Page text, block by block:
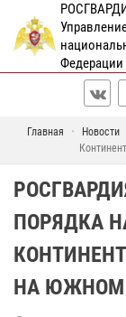
Федерации
Главная Новости
ПОРЯДКА
НА ЮЖНОМ